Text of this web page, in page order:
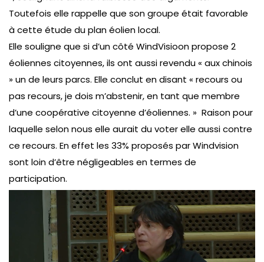
Toutefois elle rappelle que son groupe était favorable
à cette étude du plan éolien local.
Elle souligne que si d’un côté WindVisioon propose 2
éoliennes citoyennes, ils ont aussi revendu « aux chinois
» un de leurs parcs. Elle conclut en disant « recours ou
pas recours, je dois m’abstenir, en tant que membre
d’une coopérative citoyenne d’éoliennes. » Raison pour
laquelle selon nous elle aurait du voter elle aussi contre
ce recours. En effet les 33% proposés par Windvision
sont loin d’être négligeables en termes de
participation.